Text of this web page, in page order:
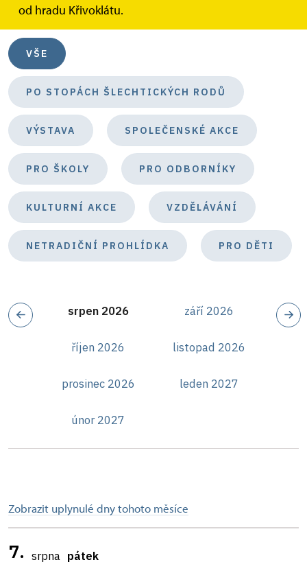
od hradu Křivoklátu.
VŠE
PO STOPÁCH ŠLECHTICKÝCH RODŮ
VÝSTAVA SPOLEČENSKÉ AKCE
PRO ŠKOLY PRO ODBORNÍKY
KULTURNÍ AKCE VZDĚLÁVÁNÍ
NETRADIČNÍ PROHLÍDKA PRO DĚTI
srpen 2026 září 2026
říjen 2026 listopad 2026
prosinec 2026 leden 2027
únor 2027
Zobrazit uplynulé dny tohoto měsíce
7. srpna pátek